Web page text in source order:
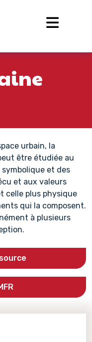
urbain, la
être étudiée au
et des
et aux valeurs
celle plus physique
qui la composent.
à plusieurs